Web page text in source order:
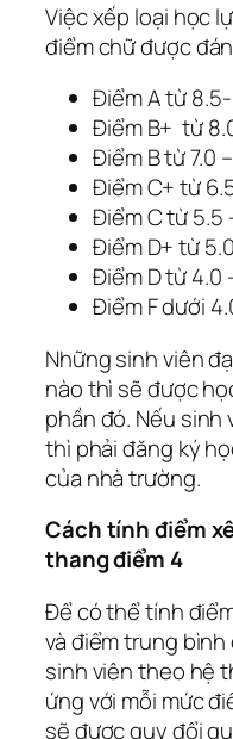
Việc xếp loại học
điểm chữ được
Điểm A từ 8.5-
Điểm B+ từ
Điểm B từ 7.0
Điểm C+ từ
Điểm C từ 5.5
Điểm D+ từ
Điểm D từ 4.0
Điểm F dưới
Những sinh viên
nào thì sẽ được
phần đó. Nếu sinh
thì phải đăng ký
của nhà trường.
Cách tính điểm
thang điểm 4
Để có thể tính
và điểm trung
sinh viên theo hệ
ứng với mỗi mức
sẽ được quy đổi